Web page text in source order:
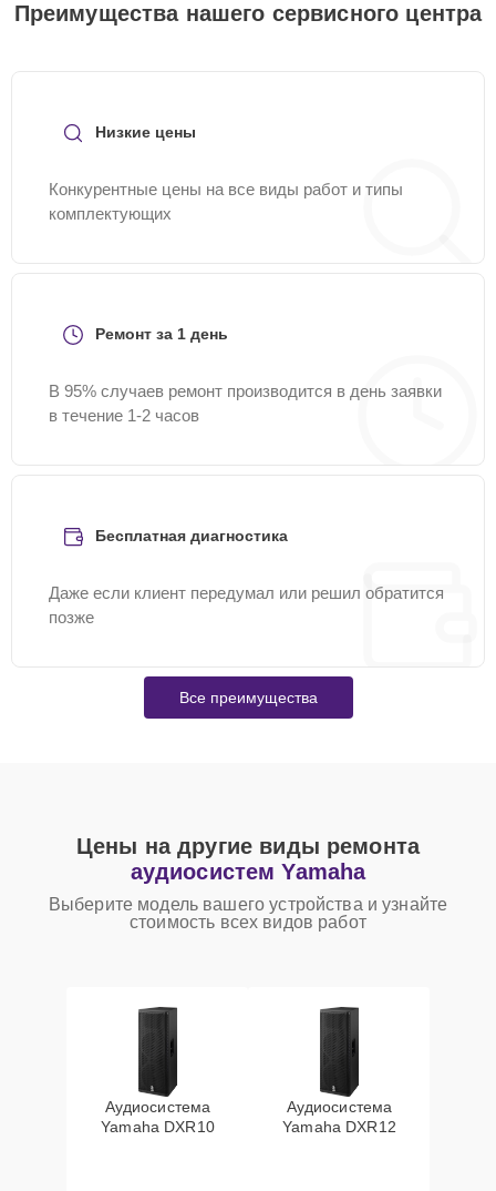
Преимущества нашего сервисного центра
Низкие цены
Конкурентные цены на все виды работ и типы
комплектующих
Ремонт за 1 день
В 95% случаев ремонт производится в день заявки
в течение 1-2 часов
Бесплатная диагностика
Даже если клиент передумал или решил обратится
позже
Все преимущества
Цены на другие виды ремонта
аудиосистем Yamaha
Выберите модель вашего устройства и узнайте
стоимость всех видов работ
Аудиосистема
Yamaha DXR10
Аудиосистема
Yamaha DXR12